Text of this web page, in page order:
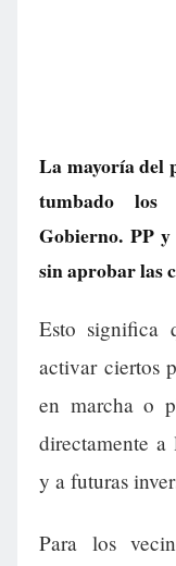
La mayoría del
tumbado los
Gobierno. PP
sin aprobar las
Esto significa
activar ciertos
en marcha o
directamente
y a futuras
Para los